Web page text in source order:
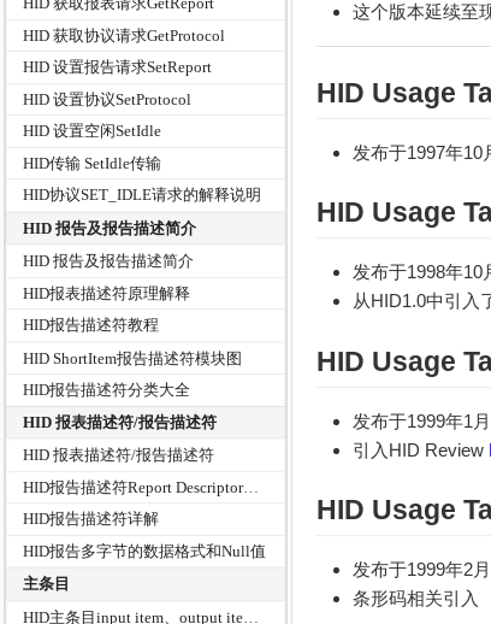
HID 获取协议请求GetProtocol
HID 设置报告请求SetReport
HID 设置协议SetProtocol
HID 设置空闲SetIdle
HID传输 SetIdle传输
HID协议SET_IDLE请求的解释说明
HID 报告及报告描述简介
HID 报告及报告描述简介
HID报表描述符原理解释
HID报告描述符教程
HID ShortItem报告描述符模块图
HID报告描述符分类大全
HID 报表描述符/报告描述符
HID 报表描述符/报告描述符
HID报告描述符Report Descriptor解析分析
HID报告描述符详解
HID报告多字节的数据格式和Null值
主条目
这个版本延续至
HID Usage
发布于1997年10
HID Usage
发布于1998年10
从HID1.0中引入
HID Usage
发布于1999年1
引入HID Review
HID Usage
发布于1999年2
条形码相关引入